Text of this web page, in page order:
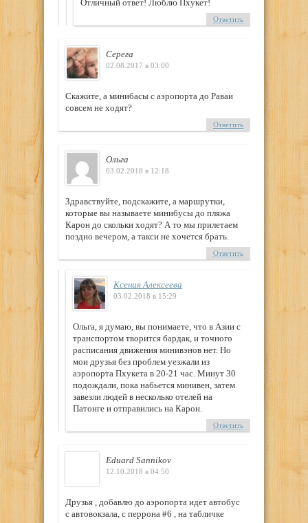
Отличный ответ! Люблю Пхукет!
Ответить
Серега
02.08.2017 в 03:00
Cкажите, а минибасы с аэропорта до Раваи
совсем не ходят?
Ответить
Ольга
03.02.2018 в 12:18
Здравствуйте, подскажите, а маршрутки,
которые вы называете минибусы до пляжа
Карон до скольки ходят? А то мы прилетаем
поздно вечером, а такси не хочется брать.
Ответить
Ксения Алексеева
03.02.2018 в 15:29
Ольга, я думаю, вы понимаете, что в Азии с
транспортом творится бардак, и точного
расписания движения минивэнов нет. Но
мои друзья без проблем уезжали из
аэропорта Пхукета в 20-21 час. Минут 30
подождали, пока набьется минивен, затем
завезли людей в несколько отелей на
Патонге и отправились на Карон.
Ответить
Eduard Sannikov
12.10.2018 в 04:50
Друзья , добавлю до аэропорта идет автобус
с автовокзала, с перрона #6 , на табличке